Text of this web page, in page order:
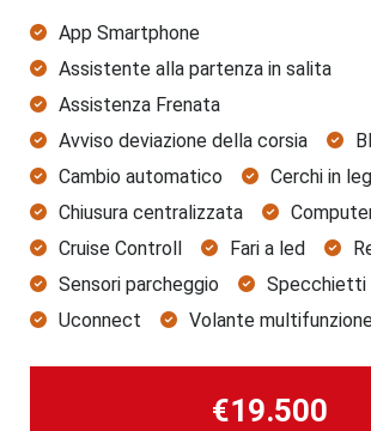
App Smartphone
Assistente alla partenza in salita
Assistenza Frenata
Avviso deviazione della corsia
Cambio automatico
Cerchi in
Chiusura centralizzata
Cruise Controll
Fari a led
Sensori parcheggio
Specchietti
Uconnect
Volante
€19.500